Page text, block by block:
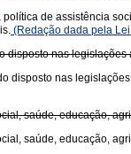
de assistência
(Redação dada pela
nas
disposto nas
saúde, educação,
saúde, educação,